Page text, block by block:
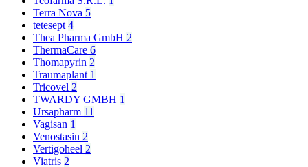
Terra Nova 5
tetesept 4
Thea Pharma GmbH 2
ThermaCare 6
Thomapyrin 2
Traumaplant 1
Tricovel 2
TWARDY GMBH 1
Ursapharm 11
Vagisan 1
Venostasin 2
Vertigoheel 2
Viatris 2